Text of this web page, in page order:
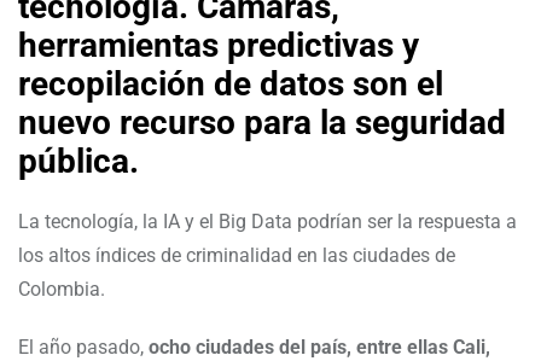
herramientas predictivas y
recopilación de datos son el
nuevo recurso para la seguridad
pública.
La tecnología, la IA y el Big Data podrían ser la respuesta a
los altos índices de criminalidad en las ciudades de
Colombia.
El año pasado, ocho ciudades del país, entre ellas Cali,